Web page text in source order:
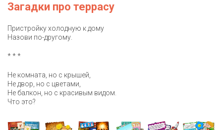
Загадки про террасу
Пристройку холодную к дому
Назови по-другому.
* * *
Не комната, но с крышей,
Не двор, но с цветами,
Не балкон, но с красивым видом.
Что это?